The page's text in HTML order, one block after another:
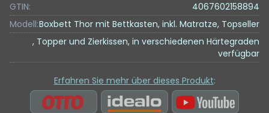
GTIN:
4067602158894
Modell:Boxbett Thor mit Bettkasten, inkl. Matratze, Topseller
, Topper und Zierkissen, in verschiedenen Härtegraden
verfügbar
Erfahren Sie mehr über dieses Produkt: